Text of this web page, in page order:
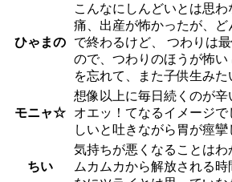
ひゃまの
こんなにしんどいとは思
痛、出産が怖かったが、ど
で終わるけど、 つわりは
ので、つわりのほうが怖い
を忘れて、また子供生み
モニャ☆
想像以上に毎日続くのが
オエッ！てなるイメージ
しいと吐きながら胃が痙攣
ちい
気持ちが悪くなることはわ
ムカムカから解放される